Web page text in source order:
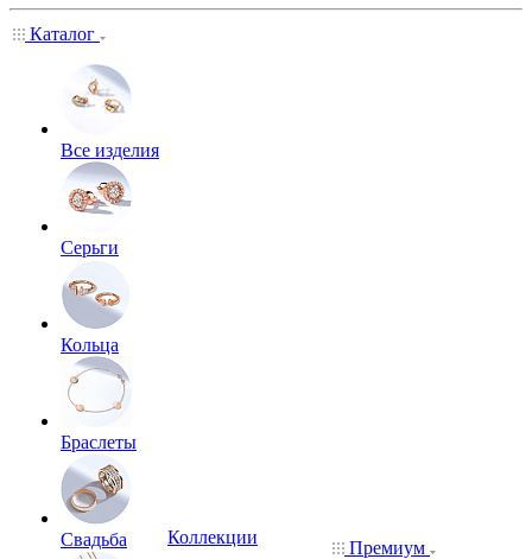
Каталог
Все изделия
Серьги
Кольца
Браслеты
Свадьба
Коллекции
Премиум